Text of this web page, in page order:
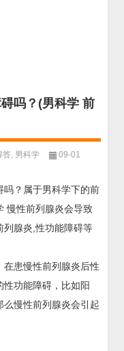
吗？(男科学 前
答, 男科学
09-01
吗？属于男科学下的前
慢性前列腺炎会导致
列腺炎,性功能障碍等
患慢性前列腺炎后性
性功能障碍，比如阳
慢性前列腺炎会引起